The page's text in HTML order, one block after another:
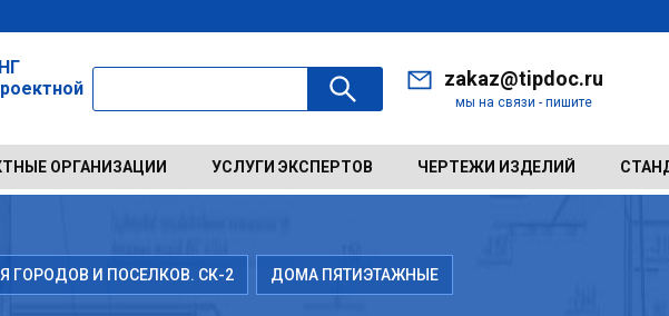
zakaz@tipdoc.ru
мы на связи - пишите
ОРГАНИЗАЦИИ УСЛУГИ ЭКСПЕРТОВ ЧЕРТЕЖИ ИЗДЕЛИЙ
ГОРОДОВ И ПОСЕЛКОВ. СК-2 ДОМА ПЯТИЭТАЖНЫЕ